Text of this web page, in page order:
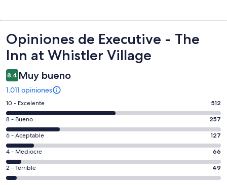
Opiniones
Opiniones de Executive - The
Inn at Whistler Village
8,4 Muy bueno
1.011 opiniones
Evaluación:
10
-
Excelente.
512
de
1011
opiniones
10 - Excelente 512
Evaluación:
8
-
Bueno.
257
de
8 - Bueno 257
Evaluación:
6
-
Aceptable.
127
6 - Aceptable 127
Evaluación:
4
-
4 - Mediocre 66
Evaluación:
2
2 - Terrible 49